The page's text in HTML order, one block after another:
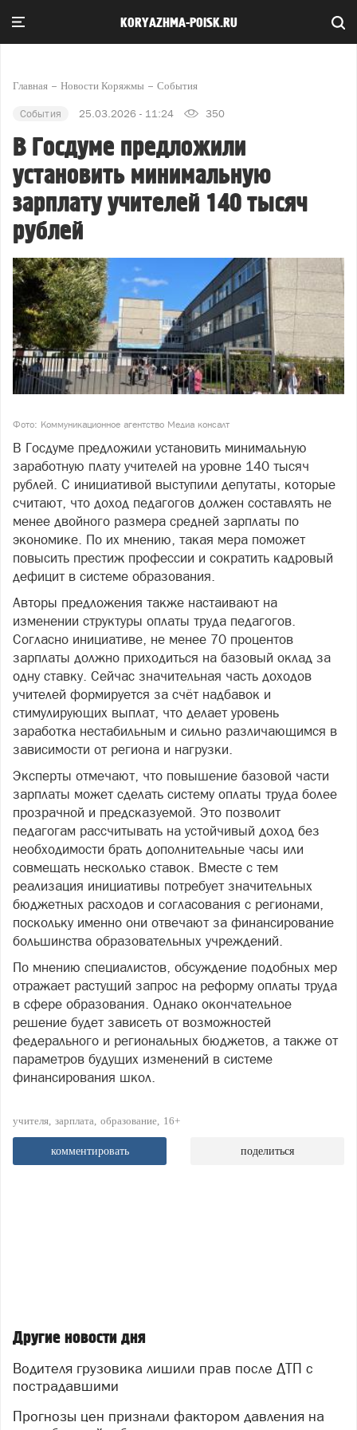
KORYAZHMA-POISK.RU
Главная Новости Коряжмы События
События 25.03.2026 - 11:24 350
В Госдуме предложили
установить минимальную
зарплату учителей 140 тысяч
рублей
Фото: Коммуникационное агентство Медиа консалт
В Госдуме предложили установить минимальную
заработную плату учителей на уровне 140 тысяч
рублей. С инициативой выступили депутаты, которые
считают, что доход педагогов должен составлять не
менее двойного размера средней зарплаты по
экономике. По их мнению, такая мера поможет
повысить престиж профессии и сократить кадровый
дефицит в системе образования.
Авторы предложения также настаивают на
изменении структуры оплаты труда педагогов.
Согласно инициативе, не менее 70 процентов
зарплаты должно приходиться на базовый оклад за
одну ставку. Сейчас значительная часть доходов
учителей формируется за счёт надбавок и
стимулирующих выплат, что делает уровень
заработка нестабильным и сильно различающимся в
зависимости от региона и нагрузки.
Эксперты отмечают, что повышение базовой части
зарплаты может сделать систему оплаты труда более
прозрачной и предсказуемой. Это позволит
педагогам рассчитывать на устойчивый доход без
необходимости брать дополнительные часы или
совмещать несколько ставок. Вместе с тем
реализация инициативы потребует значительных
бюджетных расходов и согласования с регионами,
поскольку именно они отвечают за финансирование
большинства образовательных учреждений.
По мнению специалистов, обсуждение подобных мер
отражает растущий запрос на реформу оплаты труда
в сфере образования. Однако окончательное
решение будет зависеть от возможностей
федерального и региональных бюджетов, а также от
параметров будущих изменений в системе
финансирования школ.
учителя зарплата образование 16+
комментировать поделиться
Другие новости дня
Водителя грузовика лишили прав после ДТП с
пострадавшими
Прогнозы цен признали фактором давления на